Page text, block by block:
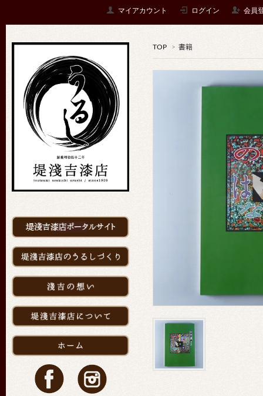
マイアカウント ログイン 会員
TOP > 書籍